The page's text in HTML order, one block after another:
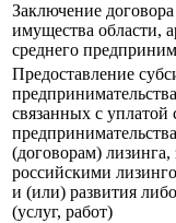
Заключение
имущества области,
среднего
Предоставление
связанных с уплатой
(договорам)
российскими
и (или) развития
(услуг, работ)